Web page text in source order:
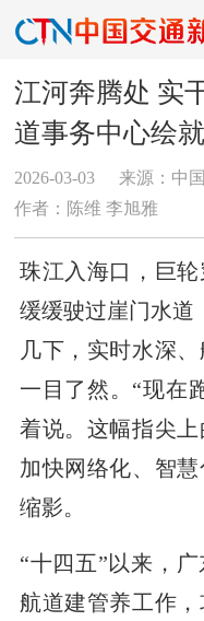
江河奔腾处 实
道事务中心绘
2026-03-03 来源：中
作者：陈维 李旭雅
珠江入海口，巨
缓缓驶过崖门水道
几下，实时水深
一目了然。“现在
着说。这幅指尖
加快网络化、智
缩影。
“十四五”以来，
航道建管养工作